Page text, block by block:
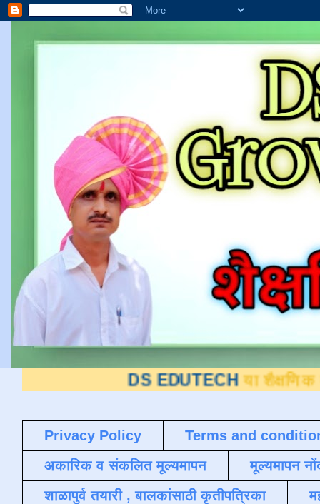
DS EDUTECH या शैक्षणिक ब्लॉगवर
Privacy Policy
Terms and
अकारिक व संकलित मूल्यमापन
मूल्यमापन
शाळापुर्व तयारी , बालकांसाठी कृतीपत्रिका